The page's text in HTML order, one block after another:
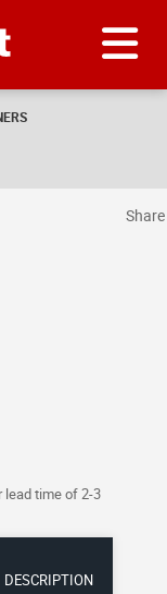
lead time of 2-3
DESCRIPTION
Share